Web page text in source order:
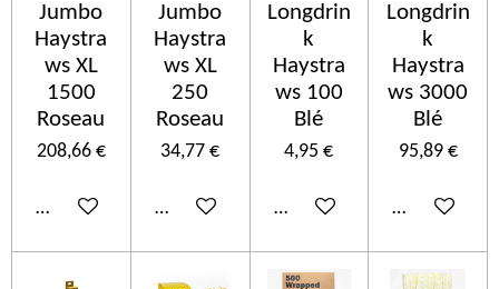
Jumbo
Haystra
ws XL
1500
Roseau
208,66 €
Añadir al carrito
Jumbo
Haystra
ws XL
250
Roseau
34,77 €
Añadir al carrito
Longdrin
k
Haystra
ws 100
Blé
4,95 €
Añadir al carrito
Longdrin
k
Haystra
ws 3000
Blé
95,89 €
Añadir al